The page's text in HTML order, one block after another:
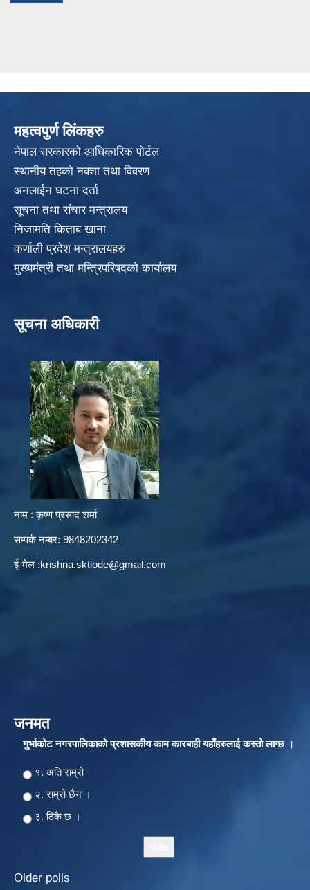
महत्वपुर्ण लिंकहरु
नेपाल सरकारको आधिकारिक पोर्टल
स्थानीय तहको नक्शा तथा विवरण
अनलाईन घटना दर्ता
सूचना तथा संचार मन्त्रालय
निजामति किताब खाना
कर्णाली प्रदेश मन्त्रालयहरु
मुख्यमंत्री तथा मन्त्रिपरिषदको कार्यालय
सूचना अधिकारी
नाम : कृष्ण प्रसाद शर्मा
सम्पर्क नम्बर: 9848202342
ई-मेल :krishna.sktlode@gmail.com
जनमत
गुर्भाकोट नगरपालिकाकाे प्रशासकीय काम कारबाही यहाँहरुलाई कस्तो लाग्छ ।
Choices
१. अति राम्रो
२‍‍. राम्रो छैन ।
३. ठिकै छ ।
Older polls